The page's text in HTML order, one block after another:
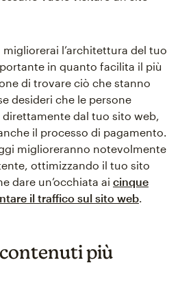
l’architettura del tuo
in quanto facilita il più
di trovare ciò che stanno
desideri che le persone
dal tuo sito web,
il processo di pagamento.
miglioreranno notevolmente
ottimizzando il tuo sito
dare un’occhiata ai cinque
il traffico sul sito web.
più